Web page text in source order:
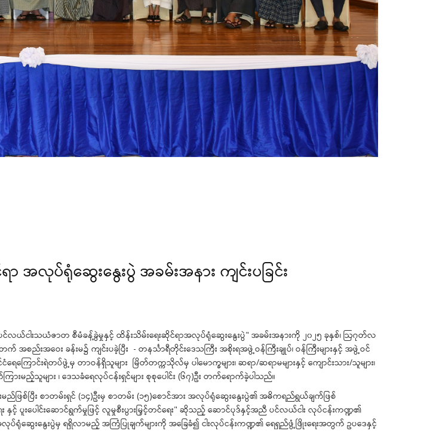
လုပ်ရုံဆွေးနွေးပွဲ အခမ်းအနား ကျင်းပခြင်း
ယ်ငါးသယံဇာတ စီမံခန့်ခွဲမှုနှင့် ထိန်းသိမ်းရေးဆိုင်ရာအလုပ်ရုံဆွေးနွေးပွဲ" အခမ်းအနားကို ၂၀၂၅ ခုနှစ်၊ ဩဂုတ်လ
ည်းအဝေး ခန်းမ၌ ကျင်းပခဲ့ပြီး - တနင်္သာရီတိုင်းဒေသကြီး အစိုးရအဖွဲ့ဝန်ကြီးချုပ်၊ ဝန်ကြီးများနှင့် အဖွဲ့ဝင်
င်ငံရေကြောင်းရဲတပ်ဖွဲ့မှ တာဝန်ရှိသူများ မြိတ်တက္ကသိုလ်မှ ပါမောက္ခများ၊ ဆရာ/ဆရာမများနှင့် ကျောင်းသား/သူများ၊
ားမည့်သူများ ၊ ဒေသခံရေလုပ်ငန်းရှင်များ စုစုပေါင်း (၆၇)ဦး တက်ရောက်ခဲ့ပါသည်။
ြစ်ပြီး စာတမ်းရှင် (၁၄)ဦးမှ စာတမ်း (၁၅)စောင်အား အလုပ်ရုံဆွေးနွေးပွဲ၏ အဓိကရည်ရွယ်ချက်ဖြစ်
နှင့် ပူးပေါင်းဆောင်ရွက်မှုဖြင့် လူမှုစီးပွားမြှင့်တင်ရေး" ဆိုသည့် ဆောင်ပုဒ်နှင့်အညီ ပင်လယ်ငါး လုပ်ငန်းကဏ္ဍ၏
အလုပ်ရုံဆွေးနွေးပွဲမှ ရရှိလာမည့် အကြံပြုချက်များကို အခြေခံ၍ ငါးလုပ်ငန်းကဏ္ဍ၏ ရေရှည်ဖွံ့ဖြိုးရေးအတွက် ဥပဒေနှင့်